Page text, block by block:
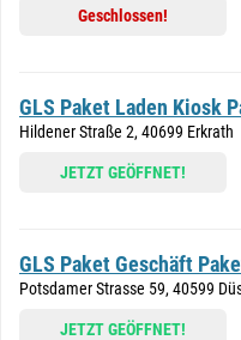
Geschlossen!
GLS Paket Laden Kiosk
Hildener Straße 2, 40699 Erkrath
JETZT GEÖFFNET!
GLS Paket Geschäft
Potsdamer Strasse 59, 40599
JETZT GEÖFFNET!